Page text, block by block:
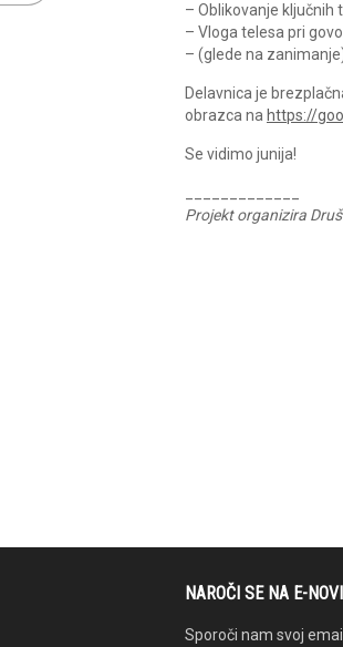
– Oblikovanje ključnih
– Vloga telesa pri
– (glede na
Delavnica je
obrazca na https://
Se vidimo junija!
Projekt organizira
NAROČI SE NA E-
Sporoči nam svoj